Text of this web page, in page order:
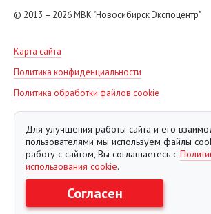
Для улучшения работы сайта и его
пользователями мы используем файлы
работу с сайтом, Вы соглашаетесь с
использования cookie.
Согласен
© 2013 – 2026МВК "Новосибирск Экспоцентр"
Карта сайта
Политика конфиденциальности
Политика обработки файлов cookie
Создание сайта Евростудио